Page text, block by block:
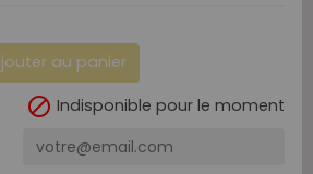
au panier
 Indisponible pour le moment